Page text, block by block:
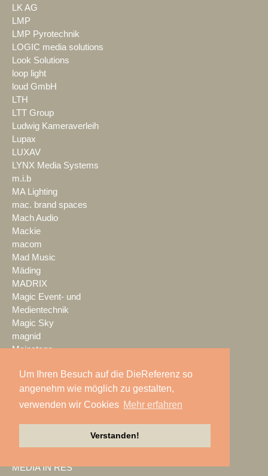
Um Ihren Besuch auf die DieReferenz so
angenehm wie möglich zu gestalten,
verwenden wir Cookies Mehr erfahren
Verstanden!
LK AG
LMP
LMP Pyrotechnik
LOGIC media solutions
Look Solutions
loop light
loud GmbH
LTH
LTT Group
Ludwig Kameraverleih
Lupax
LUXAV
LYNX Media Systems
m.i.b
MA Lighting
mac. brand spaces
Mach Audio
Mackie
macom
Mad Music
Mäding
MADRIX
Magic Event- und
Medientechnik
Magic Sky
magnid
Mainstage
Markus Zehner
Martin Audio
Martin by HARMAN
MEDIA IN RES